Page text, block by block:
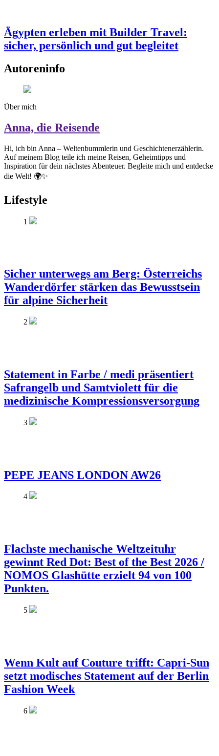
Ägypten erleben mit Builder Travel:
sicher, persönlich und gut begleitet
Autoreninfo
Über mich
Anna, die Reisende
Hi, ich bin Anna – Weltenbummlerin und Geschichtenerzählerin.
Auf meinem Blog teile ich meine Reisen, Geheimtipps und
Inspiration für dein nächstes Abenteuer. Begleite mich und entdecke
die Welt! 🌍✨
Lifestyle
1
Sicher unterwegs am Berg: Österreichs
Wanderdörfer stärken das Bewusstsein
für alpine Sicherheit
2
Statement in Farbe / medi präsentiert
Safrangelb und Samtviolett für die
medizinische Kompressionsversorgung
3
PEPE JEANS LONDON AW26
4
Flachste mechanische Weltzeituhr
gewinnt Red Dot: Best of the Best 2026 /
NOMOS Glashütte erzielt 94 von 100
Punkten.
5
Wenn Kult auf Couture trifft: Capri-Sun
setzt modisches Statement auf der Berlin
Fashion Week
6